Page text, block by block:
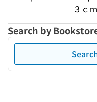
３ｃｍ
Search by